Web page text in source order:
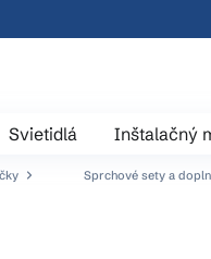
Svietidlá Inštalačný
Sprchové sety a